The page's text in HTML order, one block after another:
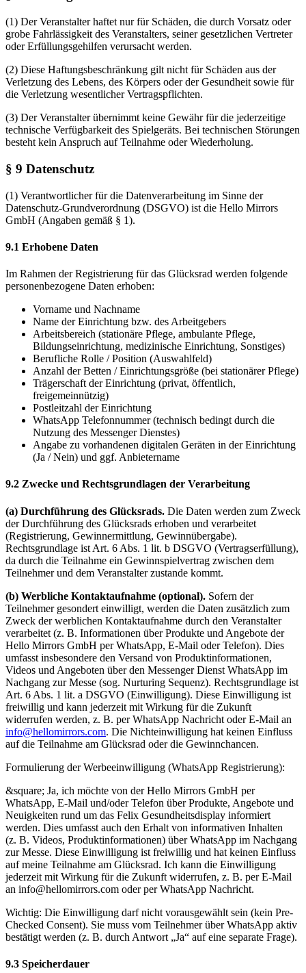
(1) Der Veranstalter haftet nur für Schäden, die durch Vorsatz oder
grobe Fahrlässigkeit des Veranstalters, seiner gesetzlichen Vertreter
oder Erfüllungsgehilfen verursacht werden.
(2) Diese Haftungsbeschränkung gilt nicht für Schäden aus der
Verletzung des Lebens, des Körpers oder der Gesundheit sowie für
die Verletzung wesentlicher Vertragspflichten.
(3) Der Veranstalter übernimmt keine Gewähr für die jederzeitige
technische Verfügbarkeit des Spielgeräts. Bei technischen Störungen
besteht kein Anspruch auf Teilnahme oder Wiederholung.
§ 9 Datenschutz
(1) Verantwortlicher für die Datenverarbeitung im Sinne der
Datenschutz-Grundverordnung (DSGVO) ist die Hello Mirrors
GmbH (Angaben gemäß § 1).
9.1 Erhobene Daten
Im Rahmen der Registrierung für das Glücksrad werden folgende
personenbezogene Daten erhoben:
Vorname und Nachname
Name der Einrichtung bzw. des Arbeitgebers
Arbeitsbereich (stationäre Pflege, ambulante Pflege,
Bildungseinrichtung, medizinische Einrichtung, Sonstiges)
Berufliche Rolle / Position (Auswahlfeld)
Anzahl der Betten / Einrichtungsgröße (bei stationärer Pflege)
Trägerschaft der Einrichtung (privat, öffentlich,
freigemeinnützig)
Postleitzahl der Einrichtung
WhatsApp Telefonnummer (technisch bedingt durch die
Nutzung des Messenger Dienstes)
Angabe zu vorhandenen digitalen Geräten in der Einrichtung
(Ja / Nein) und ggf. Anbietername
9.2 Zwecke und Rechtsgrundlagen der Verarbeitung
(a) Durchführung des Glücksrads. Die Daten werden zum Zweck
der Durchführung des Glücksrads erhoben und verarbeitet
(Registrierung, Gewinnermittlung, Gewinnübergabe).
Rechtsgrundlage ist Art. 6 Abs. 1 lit. b DSGVO (Vertragserfüllung),
da durch die Teilnahme ein Gewinnspielvertrag zwischen dem
Teilnehmer und dem Veranstalter zustande kommt.
(b) Werbliche Kontaktaufnahme (optional). Sofern der
Teilnehmer gesondert einwilligt, werden die Daten zusätzlich zum
Zweck der werblichen Kontaktaufnahme durch den Veranstalter
verarbeitet (z. B. Informationen über Produkte und Angebote der
Hello Mirrors GmbH per WhatsApp, E-Mail oder Telefon). Dies
umfasst insbesondere den Versand von Produktinformationen,
Videos und Angeboten über den Messenger Dienst WhatsApp im
Nachgang zur Messe (sog. Nurturing Sequenz). Rechtsgrundlage ist
Art. 6 Abs. 1 lit. a DSGVO (Einwilligung). Diese Einwilligung ist
freiwillig und kann jederzeit mit Wirkung für die Zukunft
widerrufen werden, z. B. per WhatsApp Nachricht oder E-Mail an
info@hellomirrors.com. Die Nichteinwilligung hat keinen Einfluss
auf die Teilnahme am Glücksrad oder die Gewinnchancen.
Formulierung der Werbeeinwilligung (WhatsApp Registrierung):
&square; Ja, ich möchte von der Hello Mirrors GmbH per
WhatsApp, E-Mail und/oder Telefon über Produkte, Angebote und
Neuigkeiten rund um das Felix Gesundheitsdisplay informiert
werden. Dies umfasst auch den Erhalt von informativen Inhalten
(z. B. Videos, Produktinformationen) über WhatsApp im Nachgang
zur Messe. Diese Einwilligung ist freiwillig und hat keinen Einfluss
auf meine Teilnahme am Glücksrad. Ich kann die Einwilligung
jederzeit mit Wirkung für die Zukunft widerrufen, z. B. per E-Mail
an info@hellomirrors.com oder per WhatsApp Nachricht.
Wichtig: Die Einwilligung darf nicht vorausgewählt sein (kein Pre-
Checked Consent). Sie muss vom Teilnehmer über WhatsApp aktiv
bestätigt werden (z. B. durch Antwort „Ja“ auf eine separate Frage).
9.3 Speicherdauer